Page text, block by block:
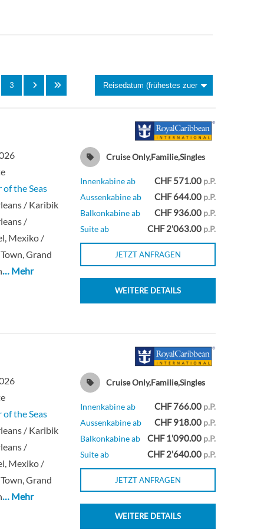
Deck 7 Innenkabine
Balkonkabine
Balkonkabine
Deck 7 Aussenkabine
Aussenkabine
Deck 11 Innenkabine
Balkonkabine
Innenkabine
Deck 8
Deck 11 Suite
3
the Seas
/ Karibik
/
Mexiko /
Grand
… Mehr
Cruise Only,Familie,Singles
Innenkabine ab CHF 571.00 p.P.
Aussenkabine ab
CHF 644.00 p.P.
Balkonkabine ab
CHF 936.00 p.P.
Suite ab
CHF 2'063.00 p.P.
JETZT ANFRAGEN
WEITERE DETAILS
the Seas
/ Karibik
/
Mexiko /
Grand
… Mehr
Cruise Only,Familie,Singles
Innenkabine ab CHF 766.00 p.P.
Aussenkabine ab
CHF 918.00 p.P.
Balkonkabine ab
CHF 1'090.00 p.P.
Suite ab
CHF 2'640.00 p.P.
JETZT ANFRAGEN
WEITERE DETAILS